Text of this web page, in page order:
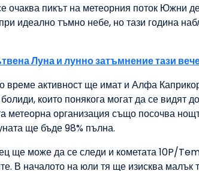
очаква пикът на метеорния поток Южни
идеално тъмно небе, но тази година
Луна и лунно затъмнение тази
време активност ще имат и Алфа
които понякога могат да се видят
метеорна организация също посочва
ще бъде 98% пълна.
ще може да се следи и кометата 10P/
В началото на юли тя ще изисква